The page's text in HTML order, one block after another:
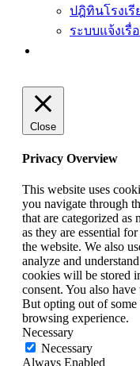
ปฎิทินโรงเรี
ระบบแจ้งเรื่
Close
Privacy Overview
This website uses
you navigate through
that are categorized as
as they are essential
the website. We also
analyze and
cookies will be stored
consent. You also
But opting out of
browsing experience.
Necessary
Necessary
Always Enabled